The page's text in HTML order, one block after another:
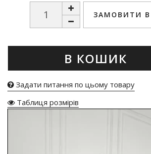
ЗАМОВИТИ В
В КОШИК
Задати питання по цьому товару
Таблиця розмірів